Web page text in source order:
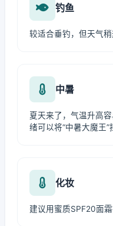
钓鱼
较适合垂钓，但天气
中暑
夏天来了，气温升高
绪可以将“中暑大魔王”
化妆
建议用蜜质SPF20面